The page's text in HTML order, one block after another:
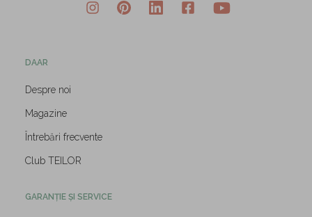
DAAR
Despre noi
Magazine
Întrebări frecvente
Club TEILOR
GARANȚIE ȘI SERVICE